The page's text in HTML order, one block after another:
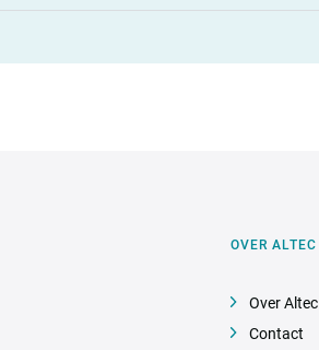
OVER ALTEC
Over Altec
Contact